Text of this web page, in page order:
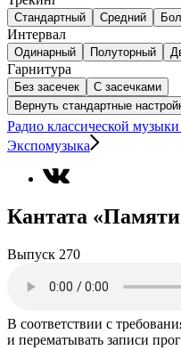
Стандартный Средний
Интервал
Одинарный Полуторный
Гарнитура
Без засечек
С засечками
Вернуть стандартные
Радио классической
Экспомузыка
Кантата «Памяти
Выпуск 270
В соответствии с
и перематывать записи